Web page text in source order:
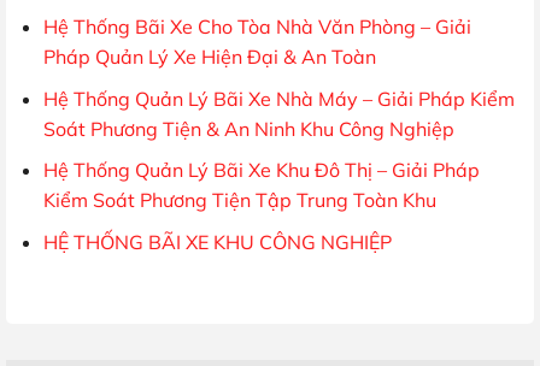
Hệ Thống Bãi Xe Cho Tòa Nhà Văn Phòng – Giải
Pháp Quản Lý Xe Hiện Đại & An Toàn
Hệ Thống Quản Lý Bãi Xe Nhà Máy – Giải Pháp Kiểm
Soát Phương Tiện & An Ninh Khu Công Nghiệp
Hệ Thống Quản Lý Bãi Xe Khu Đô Thị – Giải Pháp
Kiểm Soát Phương Tiện Tập Trung Toàn Khu
HỆ THỐNG BÃI XE KHU CÔNG NGHIỆP